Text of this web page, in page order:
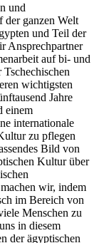
und
der ganzen Welt
und Teil der
Ansprechpartner
auf bi- und
wichtigsten
Jahre
einem
internationale
zu pflegen
Bild von
Kultur über
wir, indem
im Bereich von
Menschen zu
in diesem
der ägyptischen